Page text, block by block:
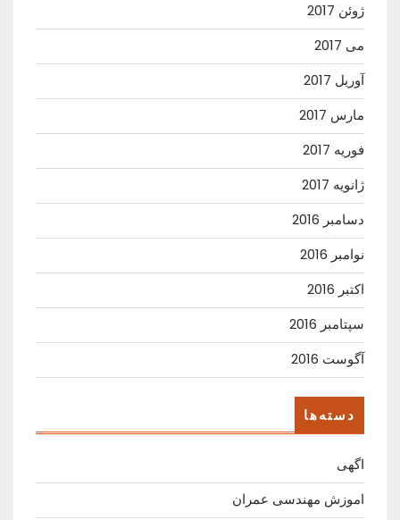
ژوئن 2017
می 2017
آوریل 2017
مارس 2017
فوریه 2017
ژانویه 2017
دسامبر 2016
نوامبر 2016
اکتبر 2016
سپتامبر 2016
آگوست 2016
دسته‌ها
اگهی
اموزش مهندسی عمران